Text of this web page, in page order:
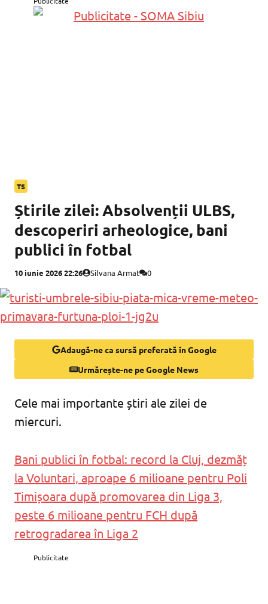
TS
Știrile zilei: Absolvenții ULBS,
descoperiri arheologice, bani
publici în fotbal
10 iunie 2026 22:26 Silvana Armat 0
Adaugă-ne ca sursă preferată în Google
Urmărește-ne pe Google News
Cele mai importante știri ale zilei de
miercuri.
Bani publici în fotbal: record la Cluj, dezmăț
la Voluntari, aproape 6 milioane pentru Poli
Timișoara după promovarea din Liga 3,
peste 6 milioane pentru FCH după
retrogradarea în Liga 2
Publicitate